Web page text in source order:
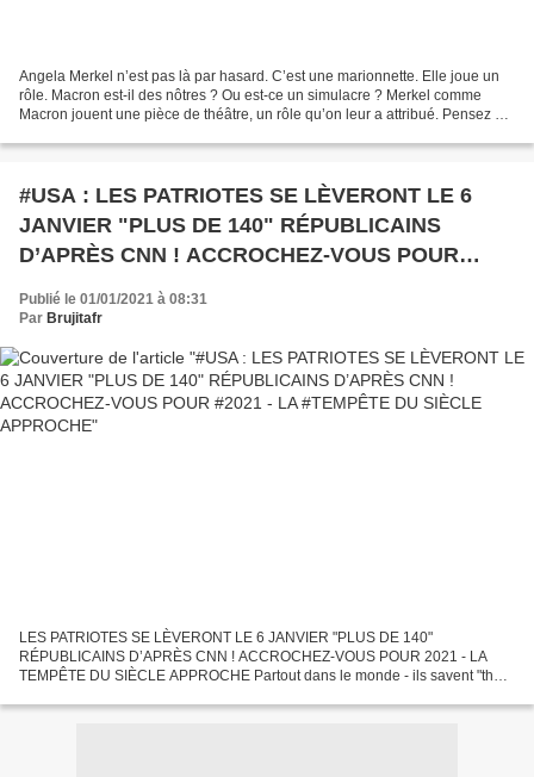
Angela Merkel n’est pas là par hasard. C’est une marionnette. Elle joue un
rôle. Macron est-il des nôtres ? Ou est-ce un simulacre ? Merkel comme
Macron jouent une pièce de théâtre, un rôle qu’on leur a attribué. Pensez à
#USA : LES PATRIOTES SE LÈVERONT LE 6
JANVIER "PLUS DE 140" RÉPUBLICAINS
D’APRÈS CNN ! ACCROCHEZ-VOUS POUR
#2021 - LA #TEMPÊTE DU SIÈCLE APPROCHE
Publié le 01/01/2021 à 08:31
Par Brujitafr
LES PATRIOTES SE LÈVERONT LE 6 JANVIER "PLUS DE 140"
RÉPUBLICAINS D’APRÈS CNN ! ACCROCHEZ-VOUS POUR 2021 - LA
TEMPÊTE DU SIÈCLE APPROCHE Partout dans le monde - ils savent "the
électeurs...